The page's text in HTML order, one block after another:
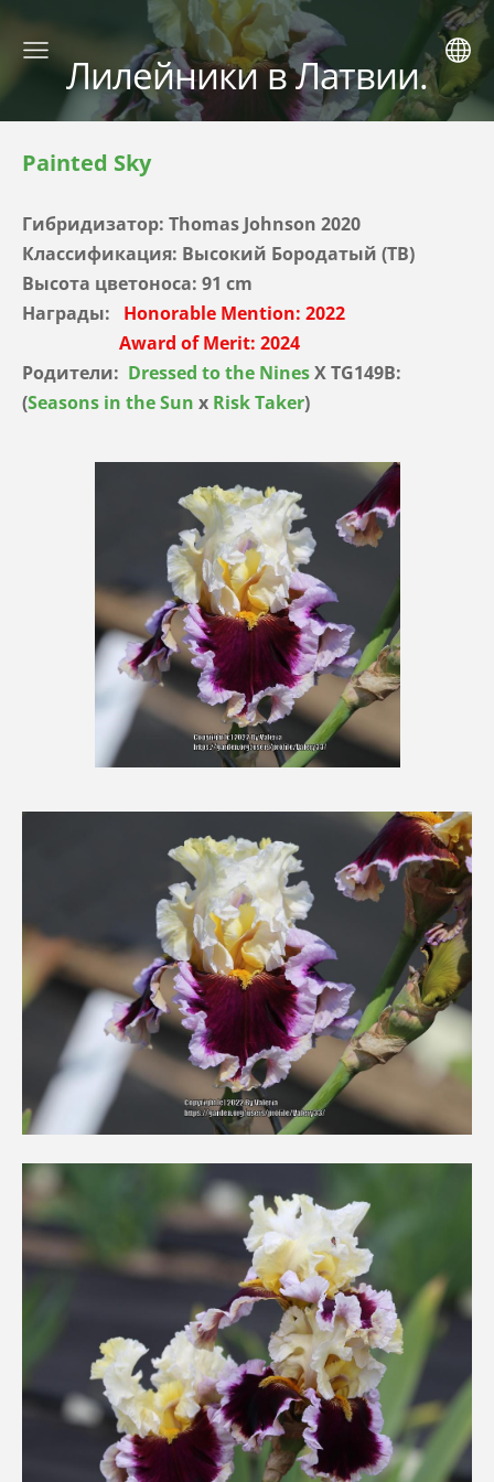
Лилейники в Латвии.
Painted Sky
Гибридизатор: Thomas Johnson 2020
Классификация: Высокий Бородатый (TB)
Высота цветоноса: 91 cm
Награды: Honorable Mention: 2022
Award of Merit: 2024
Родители: Dressed to the NinesX TG149B:
(Seasons in the Sun x Risk Taker)